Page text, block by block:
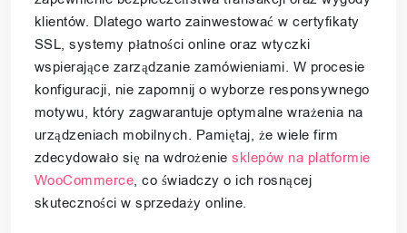
klientów. Dlatego warto zainwestować w certyfikaty
SSL, systemy płatności online oraz wtyczki
wspierające zarządzanie zamówieniami. W procesie
konfiguracji, nie zapomnij o wyborze responsywnego
motywu, który zagwarantuje optymalne wrażenia na
urządzeniach mobilnych. Pamiętaj, że wiele firm
zdecydowało się na wdrożeniesklepów na platformie
WooCommerce, co świadczy o ich rosnącej
skuteczności w sprzedaży online.